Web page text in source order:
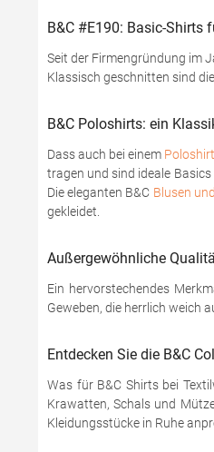
B&C #E190: Basic-Shirts
Seit der Firmengründung im
Klassisch geschnitten sind
B&C Poloshirts: ein
Dass auch bei einem Poloshirt
tragen und sind ideale
Die eleganten B&C Blusen
gekleidet.
Außergewöhnliche
Ein hervorstechendes
Geweben, die herrlich weich
Entdecken Sie die B&C
Was für B&C Shirts bei
Krawatten, Schals und
Kleidungsstücke in Ruhe